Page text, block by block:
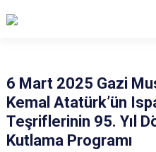
6 Mart 2025 Gazi
Kemal Atatürk’ün
Teşriflerinin 95. Yıl
Kutlama Programı